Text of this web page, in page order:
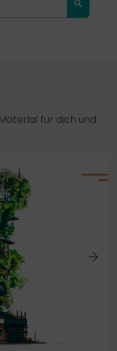
für dich und